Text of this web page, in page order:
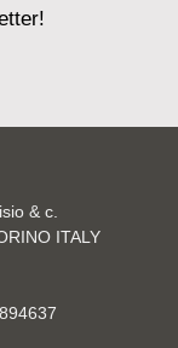
& c.
ITALY